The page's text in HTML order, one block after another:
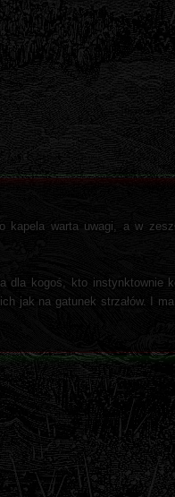
warta uwagi, a w
dla kogoś, kto
jak na gatunek strzałów. I